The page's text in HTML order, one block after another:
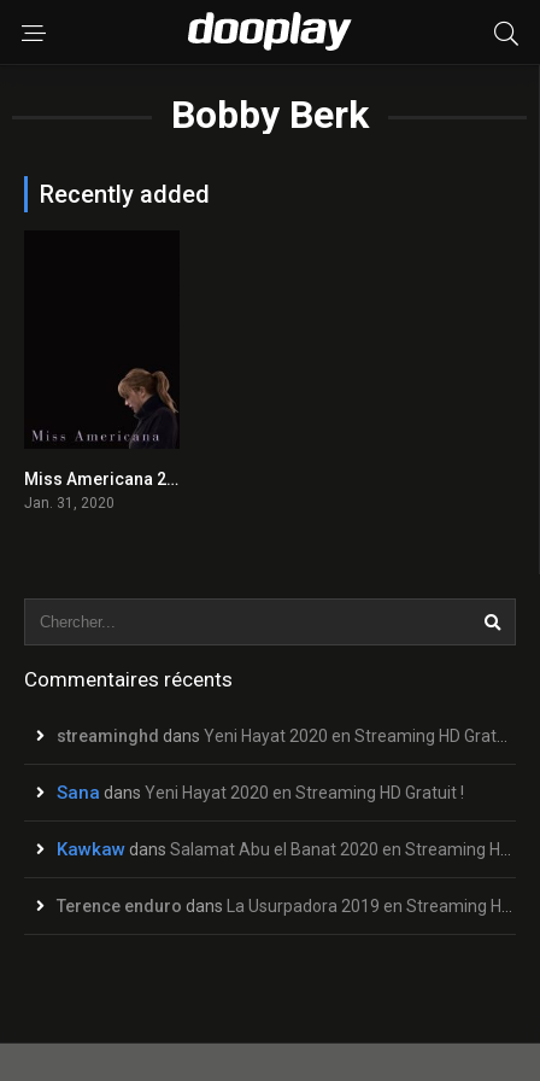
Bobby Berk
Recently added
7.4Miss Americana 2020 en Streaming HD Gratuit !
Jan. 31, 2020
Commentaires récents
streaminghd dans Yeni Hayat 2020 en Streaming HD Gratuit !
Sana dans Yeni Hayat 2020 en Streaming HD Gratuit !
Kawkaw dans Salamat Abu el Banat 2020 en Streaming HD Gratuit !
Terence enduro dans La Usurpadora 2019 en Streaming HD Gratuit !